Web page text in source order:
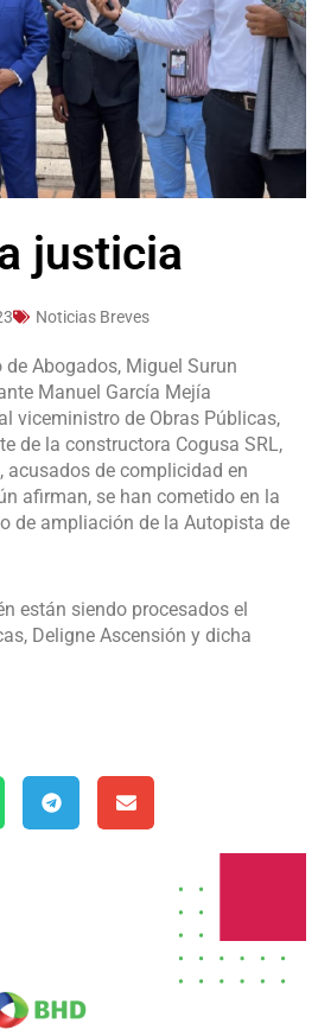
justicia
Noticias Breves
de Abogados, Miguel Surun
Manuel García Mejía
viceministro de Obras Públicas,
de la constructora Cogusa SRL,
acusados de complicidad en
afirman, se han cometido en la
de ampliación de la Autopista de
están siendo procesados el
Deligne Ascensión y dicha